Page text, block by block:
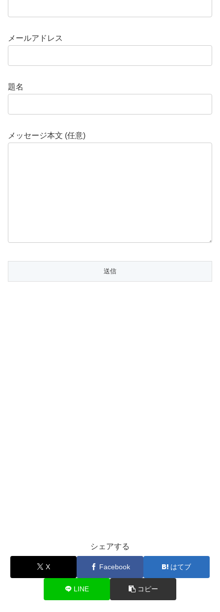
メールアドレス
題名
メッセージ本文 (任意)
シェアする
X Facebook はてブ
LINE コピー